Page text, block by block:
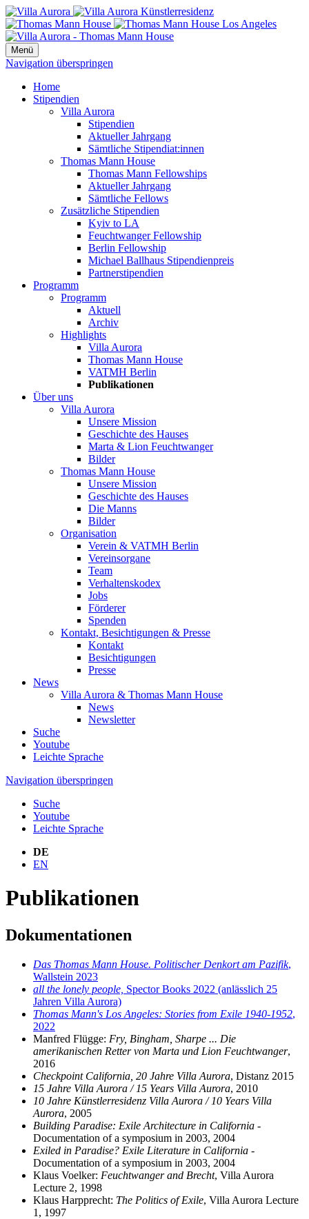
Menü
Navigation überspringen
Home
Stipendien
Villa Aurora
Stipendien
Aktueller Jahrgang
Sämtliche Stipendiat:innen
Thomas Mann House
Thomas Mann Fellowships
Aktueller Jahrgang
Sämtliche Fellows
Zusätzliche Stipendien
Kyiv to LA
Feuchtwanger Fellowship
Berlin Fellowship
Michael Ballhaus Stipendienpreis
Partnerstipendien
Programm
Programm
Aktuell
Archiv
Highlights
Villa Aurora
Thomas Mann House
VATMH Berlin
Publikationen
Über uns
Villa Aurora
Unsere Mission
Geschichte des Hauses
Marta & Lion Feuchtwanger
Bilder
Thomas Mann House
Unsere Mission
Geschichte des Hauses
Die Manns
Bilder
Organisation
Verein & VATMH Berlin
Vereinsorgane
Team
Verhaltenskodex
Jobs
Förderer
Spenden
Kontakt, Besichtigungen & Presse
Kontakt
Besichtigungen
Presse
News
Villa Aurora & Thomas Mann House
News
Newsletter
Suche
Youtube
Leichte Sprache
Navigation überspringen
Suche
Youtube
Leichte Sprache
DE
EN
Publikationen
Dokumentationen
Das Thomas Mann House. Politischer Denkort am Pazifik,
Wallstein 2023
all the lonely people, Spector Books 2022 (anlässlich 25
Jahren Villa Aurora)
Thomas Mann's Los Angeles: Stories from Exile 1940-1952,
2022
Manfred Flügge: Fry, Bingham, Sharpe ... Die
amerikanischen Retter von Marta und Lion Feuchtwanger,
2016
Checkpoint California, 20 Jahre Villa Aurora, Distanz 2015
15 Jahre Villa Aurora / 15 Years Villa Aurora, 2010
10 Jahre Künstlerresidenz Villa Aurora / 10 Years Villa
Aurora, 2005
Building Paradise: Exile Architecture in California -
Documentation of a symposium in 2003, 2004
Exiled in Paradise? Exile Literature in California -
Documentation of a symposium in 2003, 2004
Klaus Voelker: Feuchtwanger and Brecht, Villa Aurora
Lecture 2, 1998
Klaus Harpprecht: The Politics of Exile, Villa Aurora Lecture
1, 1997